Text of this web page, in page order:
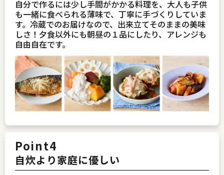
自分で作るには少し手間がかかる料理を、大人も子供
も一緒に食べられる薄味で、丁寧に手づくりしていま
す。冷蔵でのお届けなので、出来立てそのままの美味
しさ！夕食以外にも朝昼の１品にしたり、アレンジも
自由自在です。
Point4
自炊より家庭に優しい